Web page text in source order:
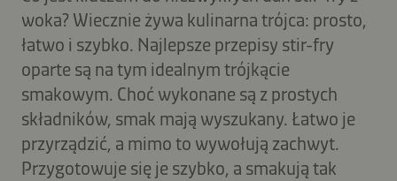
woka? Wiecznie żywa kulinarna trójca: prosto,
łatwo i szybko. Najlepsze przepisy stir-fry
oparte są na tym idealnym trójkącie
smakowym. Choć wykonane są z prostych
składników, smak mają wyszukany. Łatwo je
przyrządzić, a mimo to wywołują zachwyt.
Przygotowuje się je szybko, a smakują tak